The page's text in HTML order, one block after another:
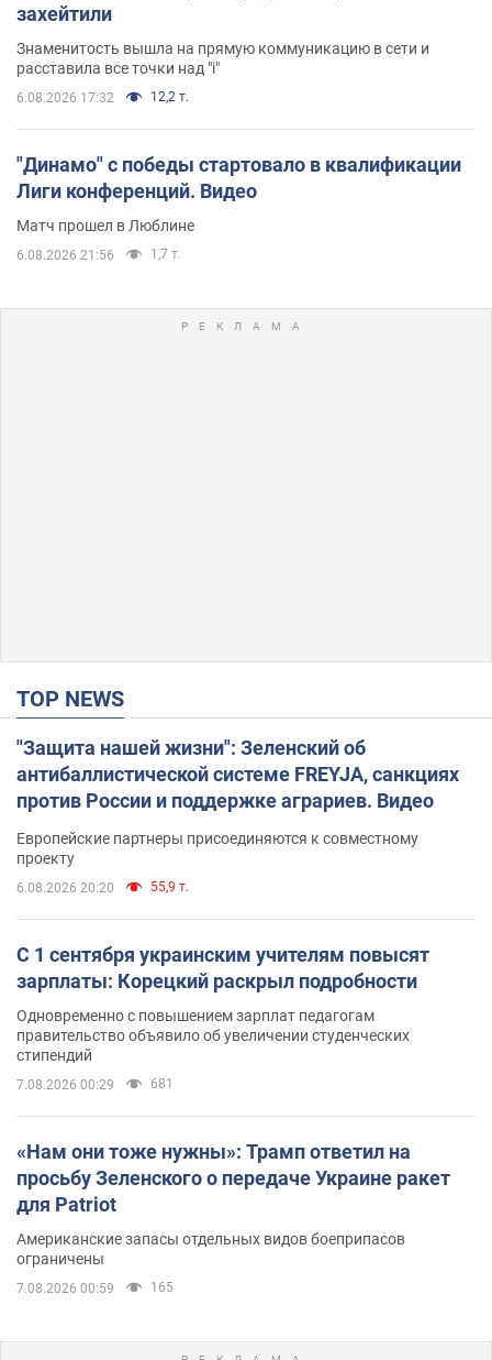
захейтили
Знаменитость вышла на прямую коммуникацию в сети и
расставила все точки над "i"
6.08.2026 17:32 12,2 т.
"Динамо" с победы стартовало в квалификации
Лиги конференций. Видео
Матч прошел в Люблине
6.08.2026 21:56 1,7 т.
TOP NEWS
"Защита нашей жизни": Зеленский об
антибаллистической системе FREYJA, санкциях
против России и поддержке аграриев. Видео
Европейские партнеры присоединяются к совместному
проекту
6.08.2026 20:20 55,9 т.
С 1 сентября украинским учителям повысят
зарплаты: Корецкий раскрыл подробности
Одновременно с повышением зарплат педагогам
правительство объявило об увеличении студенческих
стипендий
7.08.2026 00:29 681
«Нам они тоже нужны»: Трамп ответил на
просьбу Зеленского о передаче Украине ракет
для Patriot
Американские запасы отдельных видов боеприпасов
ограничены
7.08.2026 00:59 165